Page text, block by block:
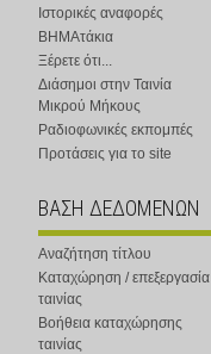
Ιστορικές αναφορές
ΒΗΜΑτάκια
Ξέρετε ότι...
Διάσημοι στην Ταινία
Μικρού Μήκους
Ραδιοφωνικές εκπομπές
Προτάσεις για το site
ΒΑΣΗ ΔΕΔΟΜΕΝΩΝ
Αναζήτηση τίτλου
Καταχώρηση / επεξεργασία
ταινίας
Βοήθεια καταχώρησης
ταινίας